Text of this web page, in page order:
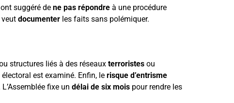
suggéré de ne pas répondre à une procédure
veut documenter les faits sans polémiquer.
structures liés à des réseaux terroristes ou
électoral est examiné. Enfin, le risque d’entrisme
fixe un délai de six mois pour rendre les